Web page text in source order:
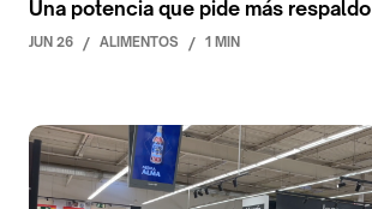
Una potencia que pide más respaldo
JUN 26 / ALIMENTOS / 1 MIN